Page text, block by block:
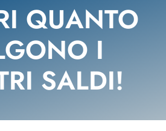
QUANTO
I
SALDI!